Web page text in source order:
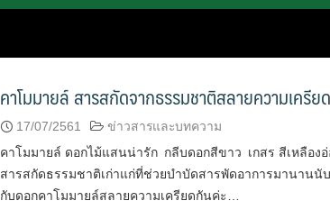
คาโมมายล์ สารสกัดจากธรรมชาติสลายความเครียด
17/07/2561
ข่าวสารและบทความ
คาโมมายล์ ดอกไม้แสนน่ารัก กลีบดอกสีขาว เกสร สีเหลือง
สารสกัดธรรมชาติเก่าแก่ที่ช่วยบำบัดสารพัดอาการมานาน
กับดอกคาโมมายล์สลายความเครียดกันค่ะ…